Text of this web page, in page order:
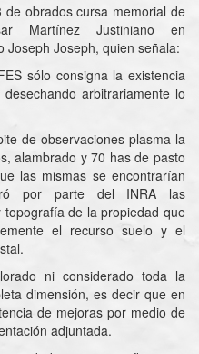
de obrados cursa memorial de
Martínez Justiniano en
Joseph Joseph, quien señala:
sólo consigna la existencia
arbitrariamente lo
de observaciones plasma la
alambrado y 70 has de pasto
las mismas se encontrarían
por parte del INRA las
de la propiedad que
el recurso suelo y el
ni considerado toda la
dimensión, es decir que en
de mejoras por medio de
adjuntada.